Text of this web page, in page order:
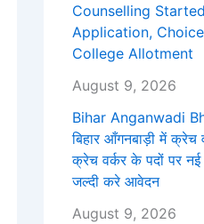
Counselling
Application,
College Allotment
August 9, 2026
Bihar Anganwadi
बिहार आँगनबाड़ी में
क्रेच वर्कर के पदों पर नई
जल्दी करे आवेदन
August 9, 2026